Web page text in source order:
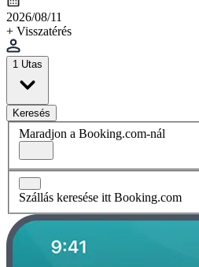
2026/08/11
+ Visszatérés
1 Utas
Keresés
Maradjon a Booking.com-nál
Szállás keresése itt Booking.com